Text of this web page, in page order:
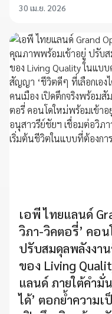
30 เม.ย. 2026
เอพี ไทยแลนด์
วิภา-วิคตอรี่’ คอ
ปรับสมดุลพลังงา
ของ Living
แลนด์ ภายใต้คำมั่
ได้’ ตอกย้ำความ